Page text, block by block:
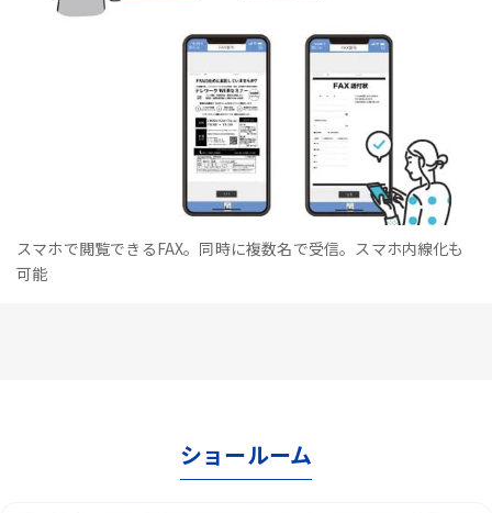
スマホで閲覧できるFAX。同時に複数名で受信。スマホ内線化も
可能
ショールーム